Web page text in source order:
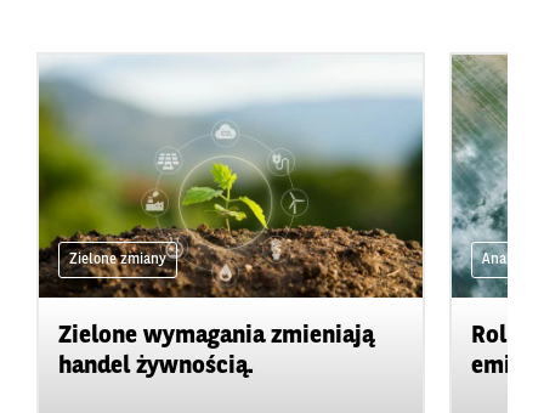
Zielone zmiany
Zielone wymagania zmieniają
handel żywnością.
Analizy
emisje